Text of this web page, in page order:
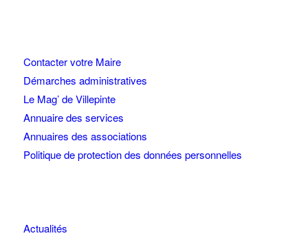
Contacter votre Maire
Démarches administratives
Le Mag’ de Villepinte
Annuaire des services
Annuaires des associations
Politique de protection des données personnelles
Actualités